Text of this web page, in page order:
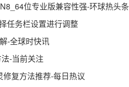
位专业版兼容性强-环球热头条
任务栏设置进行调整
-全球时快讯
-当前关注
复方法推荐-每日热议